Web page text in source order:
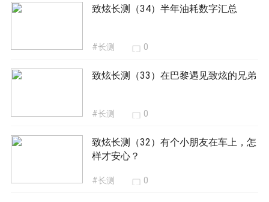
致炫长测（34）半年油耗数字汇总
#长测 0
致炫长测（33）在巴黎遇见致炫的兄弟
#长测 0
致炫长测（32）有个小朋友在车上，怎
样才安心？
#长测 0